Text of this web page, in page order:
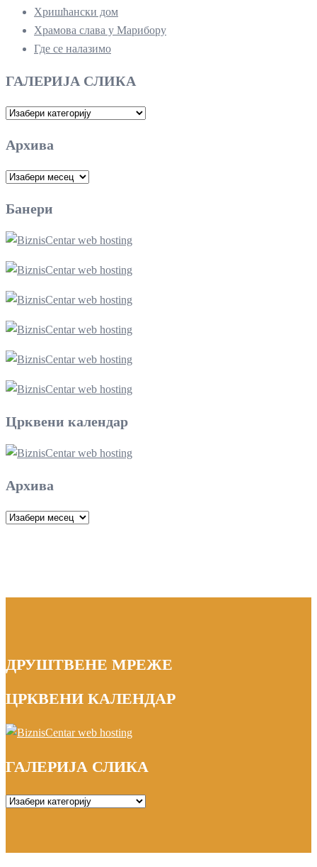
Хришћански дом
Храмова слава у Марибору
Где се налазимо
ГАЛЕРИЈА СЛИКА
ГАЛЕРИЈА
Архива
Архива
Банери
Црквени календар
Архива
Архива
ДРУШТВЕНЕ МРЕЖЕ
ЦРКВЕНИ КАЛЕНДАР
ГАЛЕРИЈА СЛИКА
ГАЛЕРИЈА